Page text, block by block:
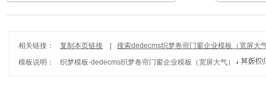
相关链接： 复制本页链接
搜索dedecms织梦卷帘门窗企业模板（宽屏大
模板说明：
织梦模板-dedecms织梦卷帘门窗企业模板（宽屏大气）